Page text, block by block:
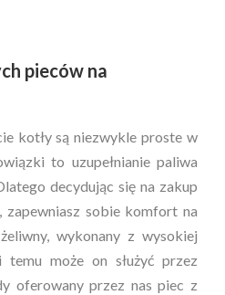
pieców na
kotły są niezwykle proste w
to uzupełnianie paliwa
decydując się na zakup
zapewniasz sobie komfort na
wykonany z wysokiej
temu może on służyć przez
oferowany przez nas piec z